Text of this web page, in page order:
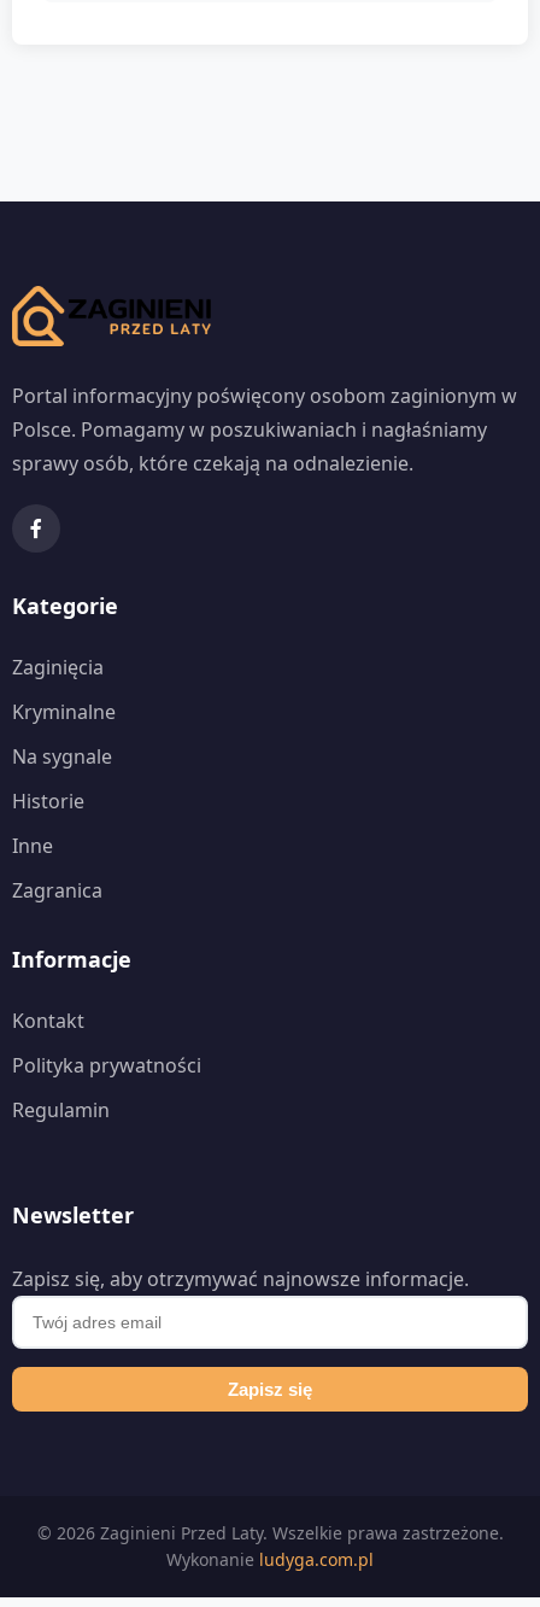
Portal informacyjny poświęcony osobom zaginionym w
Polsce. Pomagamy w poszukiwaniach i nagłaśniamy
sprawy osób, które czekają na odnalezienie.
Kategorie
Zaginięcia
Kryminalne
Na sygnale
Historie
Inne
Zagranica
Informacje
Kontakt
Polityka prywatności
Regulamin
Newsletter
Zapisz się, aby otrzymywać najnowsze informacje.
Zapisz się
© 2026 Zaginieni Przed Laty. Wszelkie prawa zastrzeżone.
Wykonanie ludyga.com.pl